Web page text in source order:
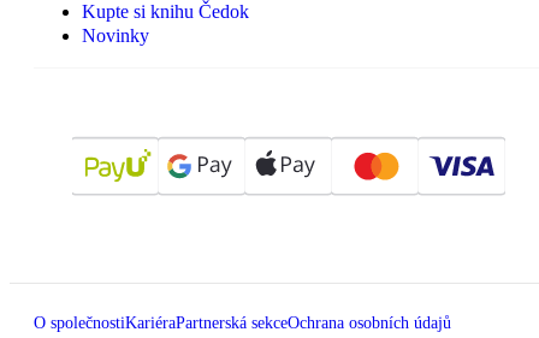
Kupte si knihu Čedok
Novinky
O společnostiKariéraPartnerská sekceOchrana osobních údajů